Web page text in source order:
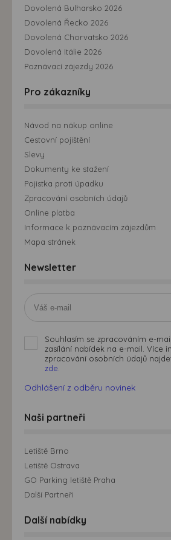
Dovolená Bulharsko 2026
Dovolená Řecko 2026
Dovolená Chorvatsko 2026
Dovolená Itálie 2026
Poznávací zájezdy 2026
Pro zákazníky
Návod na nákup online
Cestovní pojištění
Slevy
Dokumenty ke stažení
Pojistka proti úpadku
Zpracování osobních údajů
Online platba
Informace k poznávacím zájezdům
Mapa stránek
Newsletter
Souhlasím se zpracováním e-
zasílání nabídek na e-mail. Více
zpracování osobních údajů
zde.
Odhlášení z odběru novinek
Naši partneři
Letiště Brno
Letiště Ostrava
GO Parking letiště Praha
Další Partneři
Další nabídky